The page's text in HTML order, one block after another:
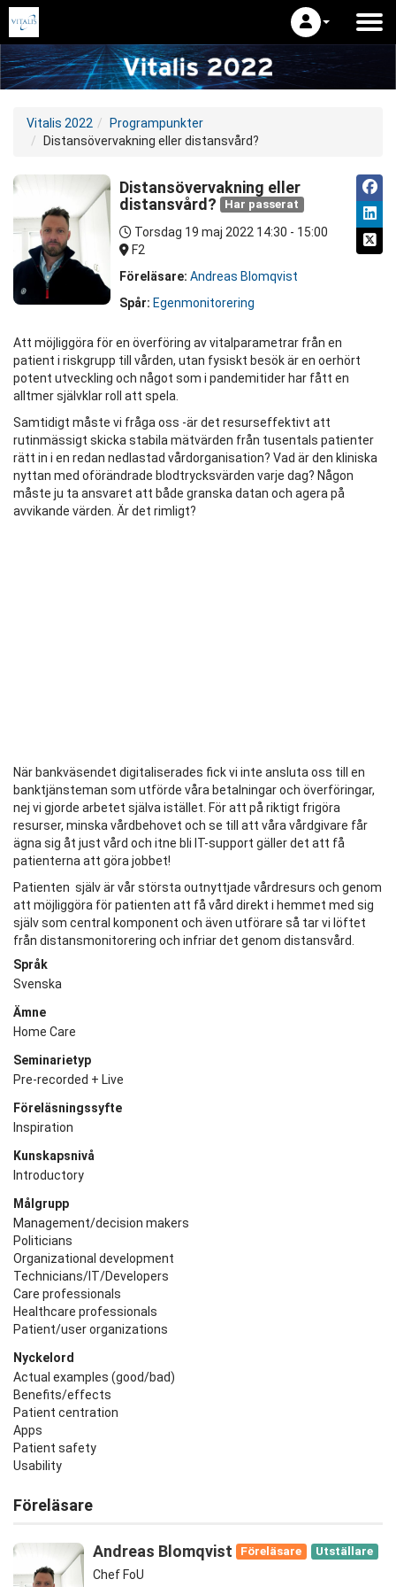
Vitalis 2022
Programpunkter
Distansövervakning eller distansvård?
Distansövervakning eller
distansvård?
Har passerat
Torsdag 19 maj 2022 14:30 - 15:00
F2
Föreläsare: Andreas Blomqvist
Spår: Egenmonitorering
Att möjliggöra för en överföring av vitalparametrar från en
patient i riskgrupp till vården, utan fysiskt besök är en oerhört
potent utveckling och något som i pandemitider har fått en
alltmer självklar roll att spela.
Samtidigt måste vi fråga oss -är det resurseffektivt att
rutinmässigt skicka stabila mätvärden från tusentals patienter
rätt in i en redan nedlastad vårdorganisation? Vad är den kliniska
nyttan med oförändrade blodtrycksvärden varje dag? Någon
måste ju ta ansvaret att både granska datan och agera på
avvikande värden. Är det rimligt?
När bankväsendet digitaliserades fick vi inte ansluta oss till en
banktjänsteman som utförde våra betalningar och överföringar,
nej vi gjorde arbetet själva istället. För att på riktigt frigöra
resurser, minska vårdbehovet och se till att våra vårdgivare får
ägna sig åt just vård och itne bli IT-support gäller det att få
patienterna att göra jobbet!
Patienten själv är vår största outnyttjade vårdresurs och genom
att möjliggöra för patienten att få vård direkt i hemmet med sig
själv som central komponent och även utförare så tar vi löftet
från distansmonitorering och infriar det genom distansvård.
Språk
Svenska
Ämne
Home Care
Seminarietyp
Pre-recorded + Live
Föreläsningssyfte
Inspiration
Kunskapsnivå
Introductory
Målgrupp
Management/decision makers
Politicians
Organizational development
Technicians/IT/Developers
Care professionals
Healthcare professionals
Patient/user organizations
Nyckelord
Actual examples (good/bad)
Benefits/effects
Patient centration
Apps
Patient safety
Usability
Föreläsare
Andreas Blomqvist Föreläsare
Utställare
Chef FoU